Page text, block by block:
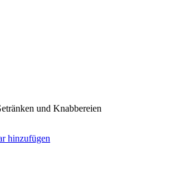
und Knabbereien
hinzufügen